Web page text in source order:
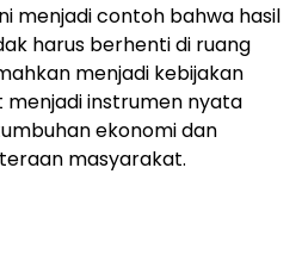
menjadi contoh bahwa hasil
harus berhenti di ruang
menjadi kebijakan
instrumen nyata
ekonomi dan
masyarakat.